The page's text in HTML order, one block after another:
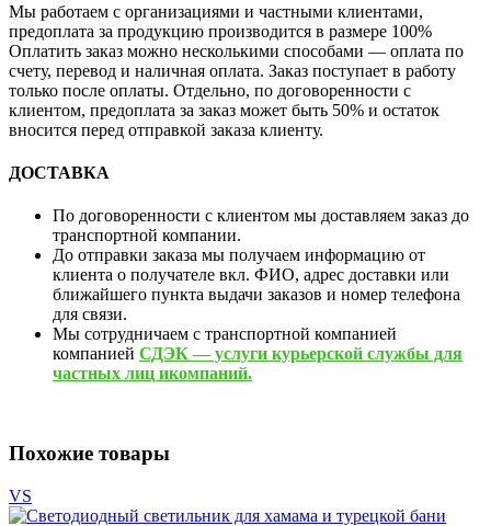
Мы работаем с организациями и частными клиентами,
предоплата за продукцию производится в размере 100%
Оплатить заказ можно несколькими способами — оплата по
счету, перевод и наличная оплата. Заказ поступает в работу
только после оплаты. Отдельно, по договоренности с
клиентом, предоплата за заказ может быть 50% и остаток
вносится перед отправкой заказа клиенту.
ДОСТАВКА
По договоренности с клиентом мы доставляем заказ до
транспортной компании.
До отправки заказа мы получаем информацию от
клиента о получателе вкл. ФИО, адрес доставки или
ближайшего пункта выдачи заказов и номер телефона
для связи.
Мы сотрудничаем с транспортной компанией
компанией СДЭК — услуги курьерской службы для
частных лиц икомпаний.
Похожие товары
VS